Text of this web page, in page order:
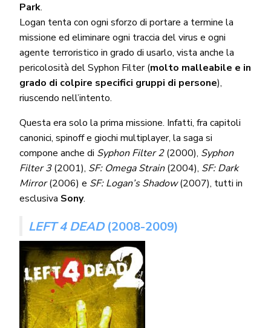
Park.
Logan tenta con ogni sforzo di portare a termine la
missione ed eliminare ogni traccia del virus e ogni
agente terroristico in grado di usarlo, vista anche la
pericolosità del Syphon Filter (molto malleabile e in
grado di colpire specifici gruppi di persone),
riuscendo nell’intento.
Questa era solo la prima missione. Infatti, fra capitoli
canonici, spinoff e giochi multiplayer, la saga si
compone anche di Syphon Filter 2(2000), Syphon
Filter 3(2001), SF: Omega Strain(2004), SF: Dark
Mirror(2006) e SF: Logan’s Shadow(2007), tutti in
esclusiva Sony.
LEFT 4 DEAD(2008-2009)